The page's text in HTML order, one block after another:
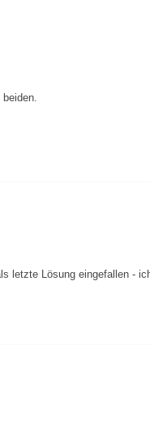
letzte Lösung eingefallen -